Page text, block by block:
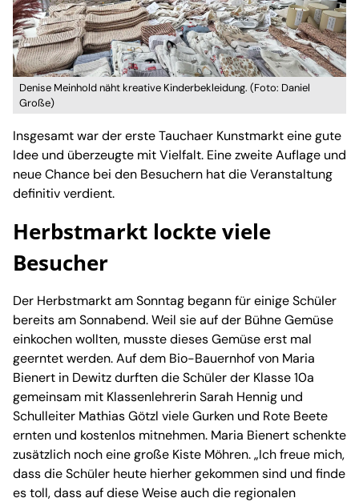
Denise Meinhold näht kreative Kinderbekleidung. (Foto: Daniel
Große)
Insgesamt war der erste Tauchaer Kunstmarkt eine gute
Idee und überzeugte mit Vielfalt. Eine zweite Auflage und
neue Chance bei den Besuchern hat die Veranstaltung
definitiv verdient.
Herbstmarkt lockte viele
Besucher
Der Herbstmarkt am Sonntag begann für einige Schüler
bereits am Sonnabend. Weil sie auf der Bühne Gemüse
einkochen wollten, musste dieses Gemüse erst mal
geerntet werden. Auf dem Bio-Bauernhof von Maria
Bienert in Dewitz durften die Schüler der Klasse 10a
gemeinsam mit Klassenlehrerin Sarah Hennig und
Schulleiter Mathias Götzl viele Gurken und Rote Beete
ernten und kostenlos mitnehmen. Maria Bienert schenkte
zusätzlich noch eine große Kiste Möhren. „Ich freue mich,
dass die Schüler heute hierher gekommen sind und finde
es toll, dass auf diese Weise auch die regionalen